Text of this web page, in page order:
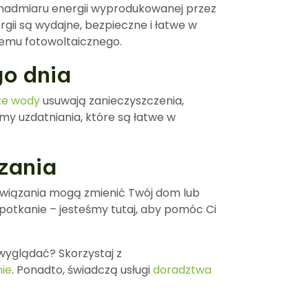
energii wyprodukowanej przez
są wydajne, bezpieczne i łatwe w
fotowoltaicznego.
dnia
wodyusuwają zanieczyszczenia,
uzdatniania, które są łatwe w
mogą zmienić Twój dom lub
– jesteśmy tutaj, aby pomóc Ci
Skorzystaj z
. Ponadto, świadczą usługidoradztwa